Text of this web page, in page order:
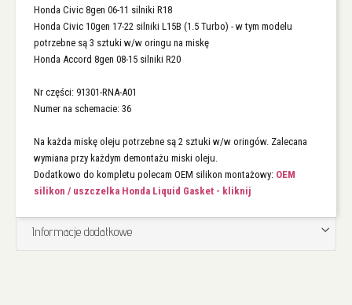
Honda Civic 8gen 06-11 silniki R18
Honda Civic 10gen 17-22 silniki L15B (1.5 Turbo) - w tym modelu
potrzebne są 3 sztuki w/w oringu na miskę
Honda Accord 8gen 08-15 silniki R20
Nr części: 91301-RNA-A01
Numer na schemacie: 36
Na każda miskę oleju potrzebne są 2 sztuki w/w oringów. Zalecana
wymiana przy każdym demontażu miski oleju.
Dodatkowo do kompletu polecam OEM silikon montażowy: OEM
silikon / uszczelka Honda Liquid Gasket - kliknij
Informacje dodatkowe